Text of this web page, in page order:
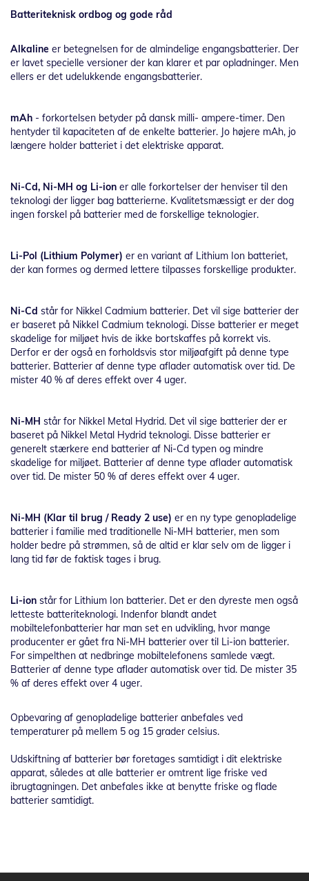
Batteriteknisk ordbog og gode råd
Alkaline er betegnelsen for de almindelige engangsbatterier. Der
er lavet specielle versioner der kan klarer et par opladninger. Men
ellers er det udelukkende engangsbatterier.
mAh - forkortelsen betyder på dansk milli- ampere-timer. Den
hentyder til kapaciteten af de enkelte batterier. Jo højere mAh, jo
længere holder batteriet i det elektriske apparat.
Ni-Cd, Ni-MH og Li-ion er alle forkortelser der henviser til den
teknologi der ligger bag batterierne. Kvalitetsmæssigt er der dog
ingen forskel på batterier med de forskellige teknologier.
Li-Pol (Lithium Polymer) er en variant af Lithium Ion batteriet,
der kan formes og dermed lettere tilpasses forskellige produkter.
Ni-Cd står for Nikkel Cadmium batterier. Det vil sige batterier der
er baseret på Nikkel Cadmium teknologi. Disse batterier er meget
skadelige for miljøet hvis de ikke bortskaffes på korrekt vis.
Derfor er der også en forholdsvis stor miljøafgift på denne type
batterier. Batterier af denne type aflader automatisk over tid. De
mister 40 % af deres effekt over 4 uger.
Ni-MH står for Nikkel Metal Hydrid. Det vil sige batterier der er
baseret på Nikkel Metal Hydrid teknologi. Disse batterier er
generelt stærkere end batterier af Ni-Cd typen og mindre
skadelige for miljøet. Batterier af denne type aflader automatisk
over tid. De mister 50 % af deres effekt over 4 uger.
Ni-MH (Klar til brug / Ready 2 use) er en ny type genopladelige
batterier i familie med traditionelle Ni-MH batterier, men som
holder bedre på strømmen, så de altid er klar selv om de ligger i
lang tid før de faktisk tages i brug.
Li-ion står for Lithium Ion batterier. Det er den dyreste men også
letteste batteriteknologi. Indenfor blandt andet
mobiltelefonbatterier har man set en udvikling, hvor mange
producenter er gået fra Ni-MH batterier over til Li-ion batterier.
For simpelthen at nedbringe mobiltelefonens samlede vægt.
Batterier af denne type aflader automatisk over tid. De mister 35
% af deres effekt over 4 uger.
Opbevaring af genopladelige batterier anbefales ved
temperaturer på mellem 5 og 15 grader celsius.
Udskiftning af batterier bør foretages samtidigt i dit elektriske
apparat, således at alle batterier er omtrent lige friske ved
ibrugtagningen. Det anbefales ikke at benytte friske og flade
batterier samtidigt.